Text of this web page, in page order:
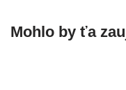
Mohlo by ťa